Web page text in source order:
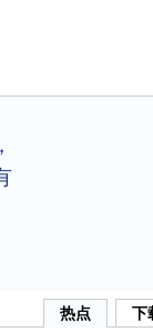
热点 下